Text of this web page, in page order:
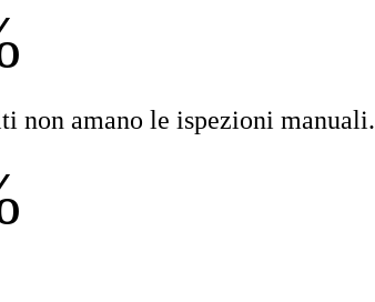
non amano le ispezioni manuali.